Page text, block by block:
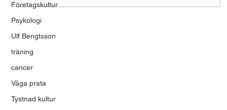
Företagskultur
Psykologi
Ulf Bengtsson
träning
cancer
Våga prata
Tystnad kultur
Modet att våga vara mänsklig